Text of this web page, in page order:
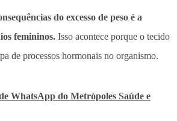
do excesso de peso é a
femininos. Isso acontece porque o tecido
de processos hormonais no organismo.
WhatsApp do Metrópoles Saúde e